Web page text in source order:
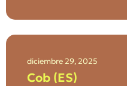
diciembre 29, 2025
Cob (ES)